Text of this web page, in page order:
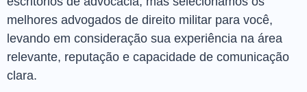
melhores advogados de direito militar para você,
levando em consideração sua experiência na área
relevante, reputação e capacidade de comunicação
clara.